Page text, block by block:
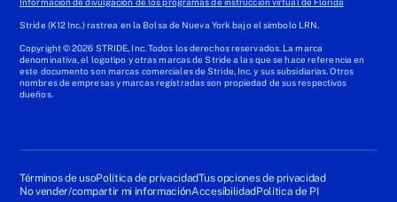
Stride (K12 Inc.) rastrea en la Bolsa de Nueva York bajo el símbolo LRN.
Copyright © 2026 STRIDE, Inc. Todos los derechos reservados. La marca
denominativa, el logotipo y otras marcas de Stride a las que se hace referencia en
este documento son marcas comerciales de Stride, Inc. y sus subsidiarias. Otros
nombres de empresas y marcas registradas son propiedad de sus respectivos
dueños.
Términos de usoPolítica de privacidadTus opciones de privacidad
No vender/compartir mi informaciónAccesibilidadPolítica de PI